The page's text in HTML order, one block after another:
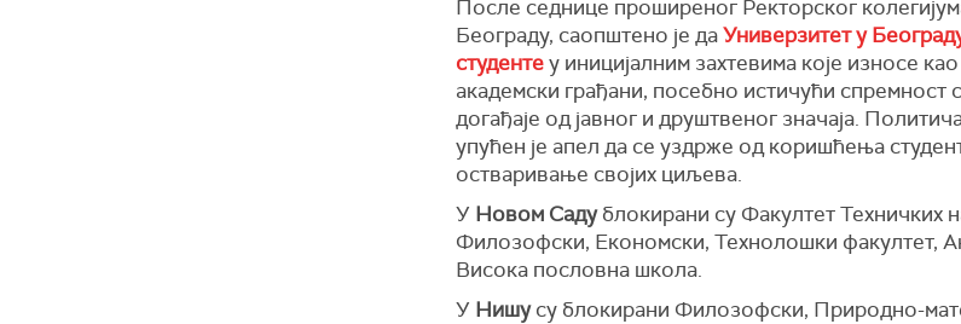
После седнице проширеног Ректорског
Београду, саопштено је даУниверзитет у
студентеу иницијалним захтевима које износе
академски грађани, посебно истичући спремност
догађаје од јавног и друштвеног значаја.
упућен је апел да се уздрже од коришћења
остваривање својих циљева.
У Новом Садублокирани су Факултет Техничких
Филозофски, Економски, Технолошки факултет,
Висока пословна школа.
У Нишусу блокирани Филозофски, Природно-